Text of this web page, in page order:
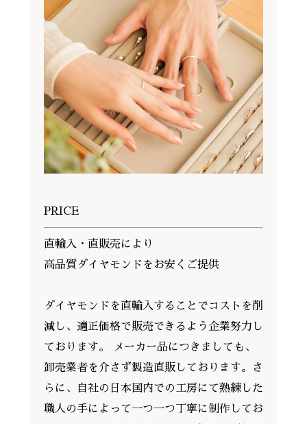
PRICE
直輸入・直販売により
高品質ダイヤモンドをお安くご提供
ダイヤモンドを直輸入することでコストを削
減し、適正価格で販売できるよう企業努力し
ております。 メーカー品につきましても、
卸売業者を介さず製造直販しております。さ
らに、自社の日本国内での工房にて熟練した
職人の手によって一つ一つ丁寧に制作してお